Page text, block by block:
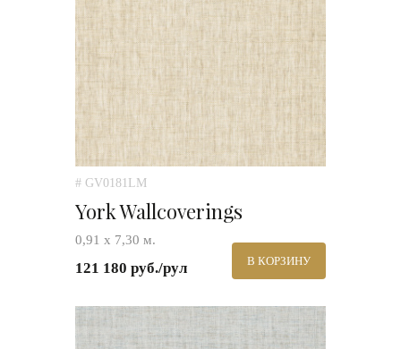
# GV0181LM
York Wallcoverings
0,91 х 7,30 м.
121 180 руб./рул В КОРЗИНУ